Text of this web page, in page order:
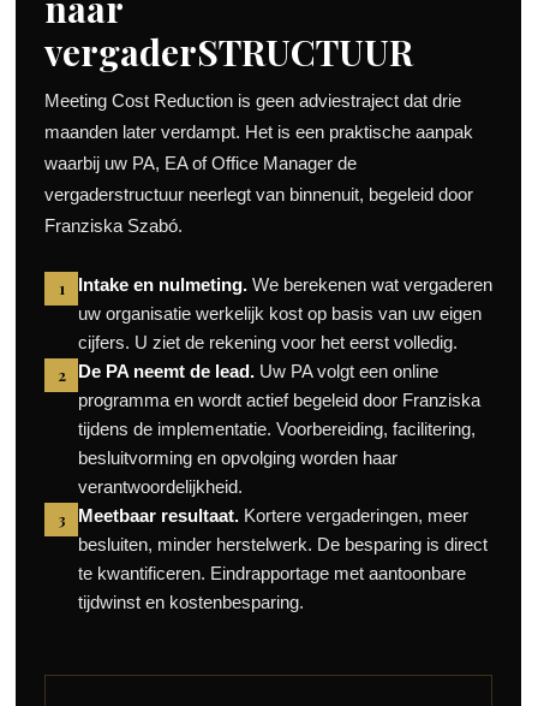
vergaderSTRUCTUUR
Meeting Cost Reduction is geen adviestraject dat drie
maanden later verdampt. Het is een praktische aanpak
waarbij uw PA, EA of Office Manager de
vergaderstructuur neerlegt van binnenuit, begeleid door
Franziska Szabó.
1 Intake en nulmeting. We berekenen wat vergaderen
uw organisatie werkelijk kost op basis van uw eigen
cijfers. U ziet de rekening voor het eerst volledig.
2
De PA neemt de lead. Uw PA volgt een online
programma en wordt actief begeleid door Franziska
tijdens de implementatie. Voorbereiding, facilitering,
besluitvorming en opvolging worden haar
verantwoordelijkheid.
3
Meetbaar resultaat. Kortere vergaderingen, meer
besluiten, minder herstelwerk. De besparing is direct
te kwantificeren. Eindrapportage met aantoonbare
tijdwinst en kostenbesparing.